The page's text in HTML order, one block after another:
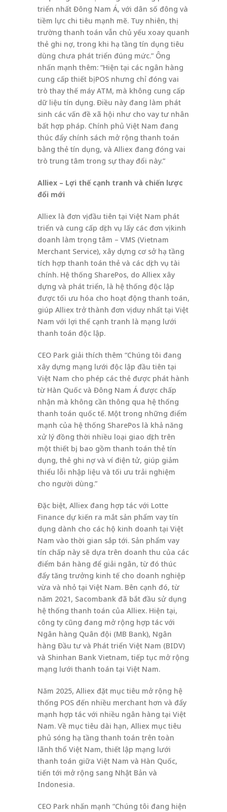
triển nhất Đông Nam Á, với dân số đông và
tiềm lực chi tiêu mạnh mẽ. Tuy nhiên, thị
trường thanh toán vẫn chủ yếu xoay quanh
thẻ ghi nợ, trong khi hạ tầng tín dụng tiêu
dùng chưa phát triển đúng mức.” Ông
nhấn mạnh thêm: “Hiện tại các ngân hàng
cung cấp thiết bị POS nhưng chỉ đóng vai
trò thay thế máy ATM, mà không cung cấp
dữ liệu tín dụng. Điều này đang làm phát
sinh các vấn đề xã hội như cho vay tư nhân
bất hợp pháp. Chính phủ Việt Nam đang
thúc đẩy chính sách mở rộng thanh toán
bằng thẻ tín dụng, và Alliex đang đóng vai
trò trung tâm trong sự thay đổi này.”
Alliex – Lợi thế cạnh tranh và chiến lược
đổi mới
Alliex là đơn vị đầu tiên tại Việt Nam phát
triển và cung cấp dịch vụ lấy các đơn vị kinh
doanh làm trọng tâm – VMS (Vietnam
Merchant Service), xây dựng cơ sở hạ tầng
tích hợp thanh toán thẻ và các dịch vụ tài
chính. Hệ thống SharePos, do Alliex xây
dựng và phát triển, là hệ thống độc lập
được tối ưu hóa cho hoạt động thanh toán,
giúp Alliex trở thành đơn vị duy nhất tại Việt
Nam với lợi thế cạnh tranh là mạng lưới
thanh toán độc lập.
CEO Park giải thích thêm “Chúng tôi đang
xây dựng mạng lưới độc lập đầu tiên tại
Việt Nam cho phép các thẻ được phát hành
từ Hàn Quốc và Đông Nam Á được chấp
nhận mà không cần thông qua hệ thống
thanh toán quốc tế. Một trong những điểm
mạnh của hệ thống SharePos là khả năng
xử lý đồng thời nhiều loại giao dịch trên
một thiết bị, bao gồm thanh toán thẻ tín
dụng, thẻ ghi nợ và ví điện tử, giúp giảm
thiểu lỗi nhập liệu và tối ưu trải nghiệm
cho người dùng.”
Đặc biệt, Alliex đang hợp tác với Lotte
Finance dự kiến ra mắt sản phẩm vay tín
dụng dành cho các hộ kinh doanh tại Việt
Nam vào thời gian sắp tới. Sản phẩm vay
tín chấp này sẽ dựa trên doanh thu của các
điểm bán hàng để giải ngân, từ đó thúc
đẩy tăng trưởng kinh tế cho doanh nghiệp
vừa và nhỏ tại Việt Nam. Bên cạnh đó, từ
năm 2021, Sacombank đã bắt đầu sử dụng
hệ thống thanh toán của Alliex. Hiện tại,
công ty cũng đang mở rộng hợp tác với
Ngân hàng Quân đội (MB Bank), Ngân
hàng Đầu tư và Phát triển Việt Nam (BIDV)
và Shinhan Bank Vietnam, tiếp tục mở rộng
mạng lưới thanh toán tại Việt Nam.
Năm 2025, Alliex đặt mục tiêu mở rộng hệ
thống POS đến nhiều merchant hơn và đẩy
mạnh hợp tác với nhiều ngân hàng tại Việt
Nam. Về mục tiêu dài hạn, Alliex mục tiêu
phủ sóng hạ tầng thanh toán trên toàn
lãnh thổ Việt Nam, thiết lập mạng lưới
thanh toán giữa Việt Nam và Hàn Quốc,
tiến tới mở rộng sang Nhật Bản và
Indonesia.
CEO Park nhấn mạnh “Chúng tôi đang hiện